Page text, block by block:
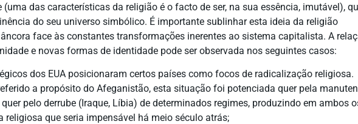
das características da religião é o facto de ser, na sua essência, imutável),
do seu universo simbólico. É importante sublinhar esta ideia da religião
face às constantes transformações inerentes ao sistema capitalista. A
e novas formas de identidade pode ser observada nos seguintes casos:
dos EUA posicionaram certos países como focos de radicalização religiosa.
a propósito do Afeganistão, esta situação foi potenciada quer pela
pelo derrube (Iraque, Líbia) de determinados regimes, produzindo em ambos
religiosa que seria impensável há meio século atrás;